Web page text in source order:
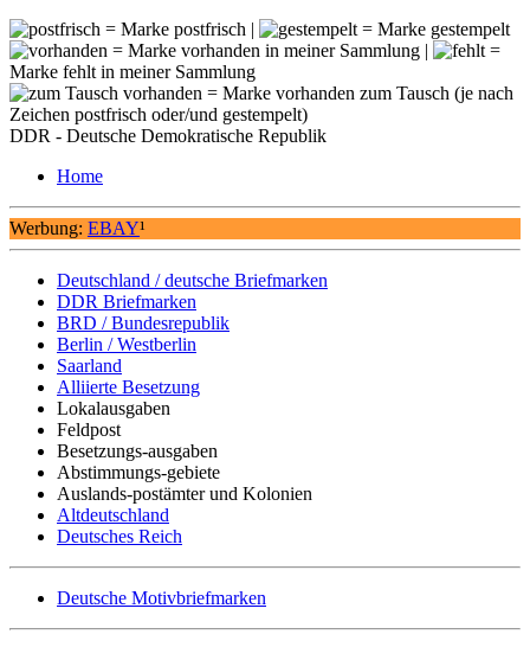
= Marke postfrisch |
= Marke gestempelt
= Marke vorhanden in meiner Sammlung |
=
Marke fehlt in meiner Sammlung
= Marke vorhanden zum Tausch (je nach
Zeichen postfrisch oder/und gestempelt)
DDR - Deutsche Demokratische Republik
Home
Werbung: EBAY¹
Deutschland / deutsche Briefmarken
DDR Briefmarken
BRD / Bundesrepublik
Berlin / Westberlin
Saarland
Alliierte Besetzung
Lokalausgaben
Feldpost
Besetzungs-ausgaben
Abstimmungs-gebiete
Auslands-postämter und Kolonien
Altdeutschland
Deutsches Reich
Deutsche Motivbriefmarken